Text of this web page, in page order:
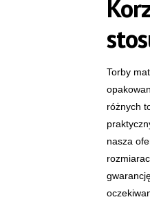
Torby
różnych
nasza